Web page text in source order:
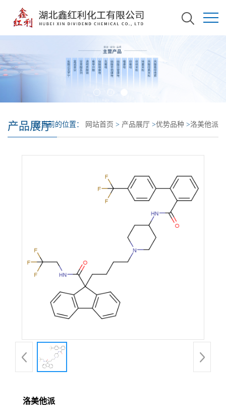
产品展厅您当前的位置： 网站首页 > 产品展厅 >优势品种 >洛美他派
洛美他派